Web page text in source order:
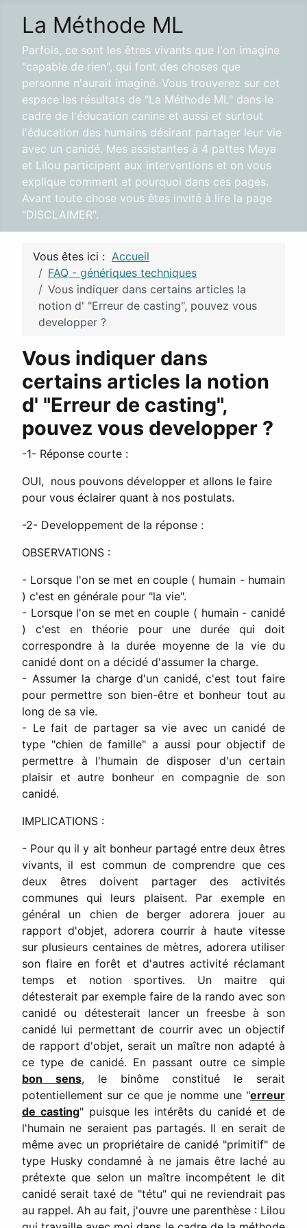
La Méthode ML
Parfois, ce sont les êtres vivants que l'on imagine
"capable de rien", qui font des choses que
personne n'aurait imaginé. Vous trouverez sur cet
espace les résultats de "La Méthode ML" dans le
cadre de l'éducation canine et aussi et surtout
l'éducation des humains désirant partager leur vie
avec un canidé. Mes assistantes à 4 pattes Maya
et Lilou participent aux interventions et on vous
explique comment et pourquoi dans ces pages.
Avant toute chose vous êtes invité à lire la page
"DISCLAIMER".
Vous êtes ici : Accueil
FAQ - génériques techniques
Vous indiquer dans certains articles la
notion d' "Erreur de casting", pouvez vous
developper ?
Vous indiquer dans
certains articles la notion
d' "Erreur de casting",
pouvez vous developper ?
-1- Réponse courte :
OUI, nous pouvons développer et allons le faire
pour vous éclairer quant à nos postulats.
-2- Developpement de la réponse :
OBSERVATIONS :
- Lorsque l'on se met en couple ( humain - humain
) c'est en générale pour "la vie".
- Lorsque l'on se met en couple ( humain - canidé
) c'est en théorie pour une durée qui doit
correspondre à la durée moyenne de la vie du
canidé dont on a décidé d'assumer la charge.
- Assumer la charge d'un canidé, c'est tout faire
pour permettre son bien-être et bonheur tout au
long de sa vie.
- Le fait de partager sa vie avec un canidé de
type "chien de famille" a aussi pour objectif de
permettre à l'humain de disposer d'un certain
plaisir et autre bonheur en compagnie de son
canidé.
IMPLICATIONS :
- Pour qu il y ait bonheur partagé entre deux êtres
vivants, il est commun de comprendre que ces
deux êtres doivent partager des activités
communes qui leurs plaisent. Par exemple en
général un chien de berger adorera jouer au
rapport d'objet, adorera courrir à haute vitesse
sur plusieurs centaines de mètres, adorera utiliser
son flaire en forêt et d'autres activité réclamant
temps et notion sportives. Un maitre qui
détesterait par exemple faire de la rando avec son
canidé ou détesterait lancer un freesbe à son
canidé lui permettant de courrir avec un objectif
de rapport d'objet, serait un maître non adapté à
ce type de canidé. En passant outre ce simple
bon sens, le binôme constitué le serait
potentiellement sur ce que je nomme une "erreur
de casting" puisque les intérêts du canidé et de
l'humain ne seraient pas partagés. Il en serait de
même avec un propriétaire de canidé "primitif" de
type Husky condamné à ne jamais être laché au
prétexte que selon un maître incompétent le dit
canidé serait taxé de "tétu" qui ne reviendrait pas
au rappel. Ah au fait, j'ouvre une parenthèse : Lilou